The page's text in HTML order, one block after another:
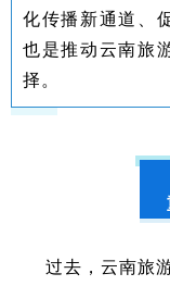
化传播新通道、
也是推动云南旅
择。
过去，云南旅